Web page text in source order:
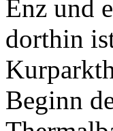
Enz und
dorthin
Beginn